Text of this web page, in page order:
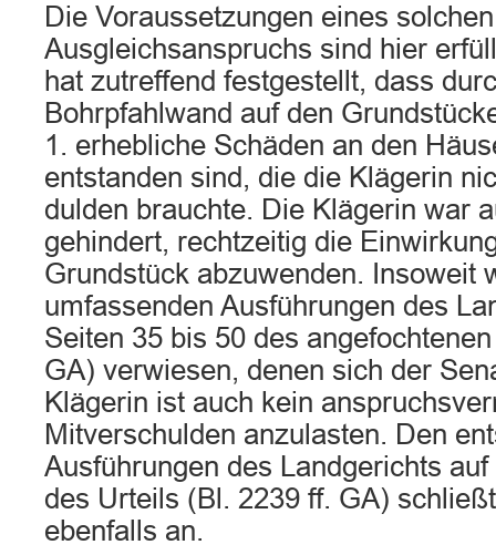
Die Voraussetzungen eines solchen
Ausgleichsanspruchs sind hier
hat zutreffend festgestellt, dass
Bohrpfahlwand auf den
1. erhebliche Schäden an den
entstanden sind, die die Klägerin
dulden brauchte. Die Klägerin war
gehindert, rechtzeitig die
Grundstück abzuwenden. Insoweit
umfassenden Ausführungen des
Seiten 35 bis 50 des
GA) verwiesen, denen sich der
Klägerin ist auch kein
Mitverschulden anzulasten. Den
Ausführungen des Landgerichts
des Urteils (Bl. 2239 ff. GA)
ebenfalls an.